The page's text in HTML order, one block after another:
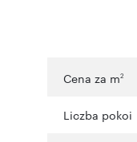
Cena za m2
Liczba pokoi